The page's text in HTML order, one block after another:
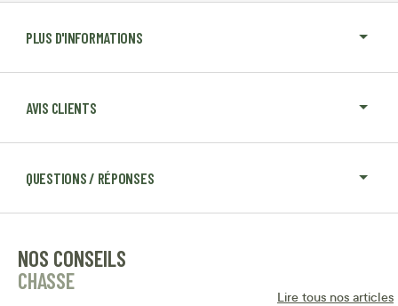
PLUS D'INFORMATIONS
AVIS CLIENTS
QUESTIONS / RÉPONSES
NOS CONSEILS
CHASSE
Lire tous nos articles